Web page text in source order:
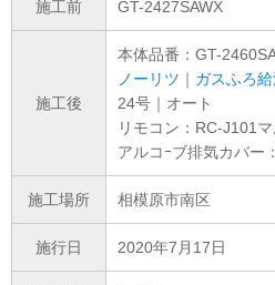
施工前 GT-2427SAWX
施工後
本体品番：GT-
ノーリツ ｜ ガスふろ
24号｜オート
リモコン：RC-J101
アルコｰブ排気カバー
施工場所 相模原市南区
施行日 2020年7月17日